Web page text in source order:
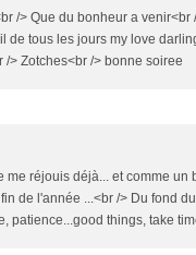
/> Que du bonheur a venir<br
de tous les jours my love
/> Zotches<br /> bonne soiree
me réjouis déjà... et comme un
de l'année ...<br /> Du fond
patience...good things, take